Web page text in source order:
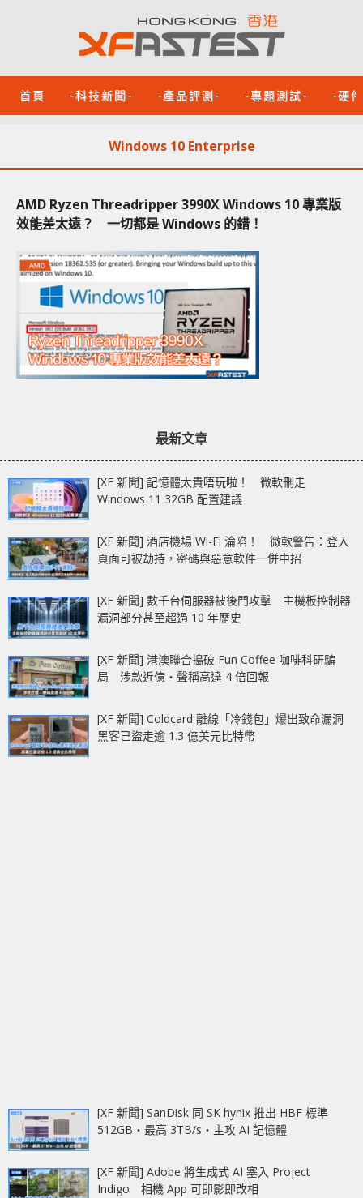
首頁 -科技新聞- -產品評測- -專題測試- -硬
Windows 10 Enterprise
AMD Ryzen Threadripper 3990X Windows 10 專業版
效能差太遠？ 一切都是 Windows 的錯！
最新文章
[XF 新聞] 記憶體太貴唔玩啦！ 微軟刪走
Windows 11 32GB 配置建議
[XF 新聞] 酒店機場 Wi-Fi 淪陷！ 微軟警告：登入
頁面可被劫持，密碼與惡意軟件一併中招
[XF 新聞] 數千台伺服器被後門攻擊 主機板控制器
漏洞部分甚至超過 10 年歷史
[XF 新聞] 港澳聯合搗破 Fun Coffee 咖啡科研騙
局 涉款近億‧聲稱高達 4 倍回報
[XF 新聞] Coldcard 離線「冷錢包」爆出致命漏洞
黑客已盜走逾 1.3 億美元比特幣
[XF 新聞] SanDisk 同 SK hynix 推出 HBF 標準
512GB‧最高 3TB/s‧主攻 AI 記憶體
[XF 新聞] Adobe 將生成式 AI 塞入 Project
Indigo 相機 App 可即影即改相